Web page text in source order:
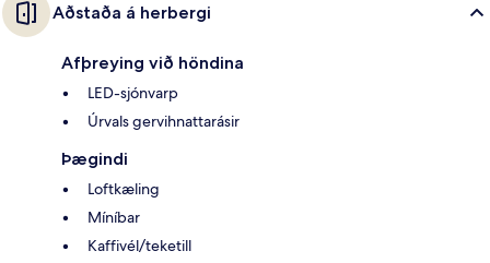
Aðstaða á herbergi
Afþreying við höndina
LED-sjónvarp
Úrvals gervihnattarásir
Þægindi
Loftkæling
Míníbar
Kaffivél/teketill